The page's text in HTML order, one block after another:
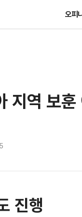
오피
지역 보훈
진행